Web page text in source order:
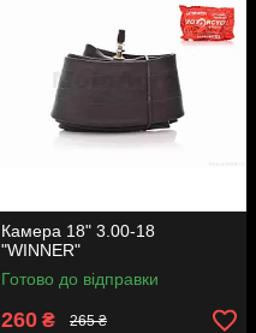
Камера 18" 3.00-18
"WINNER"
Готово до відправки
260 ₴ 265 ₴